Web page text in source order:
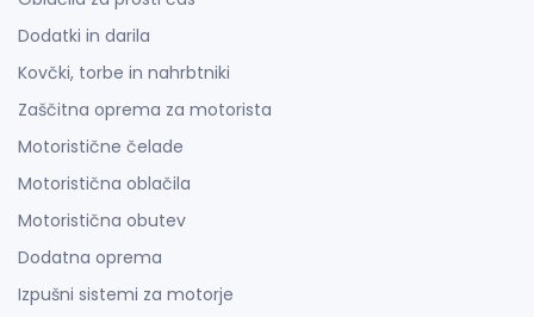
Dodatki in darila
Kovčki, torbe in nahrbtniki
Zaščitna oprema za motorista
Motoristične čelade
Motoristična oblačila
Motoristična obutev
Dodatna oprema
Izpušni sistemi za motorje